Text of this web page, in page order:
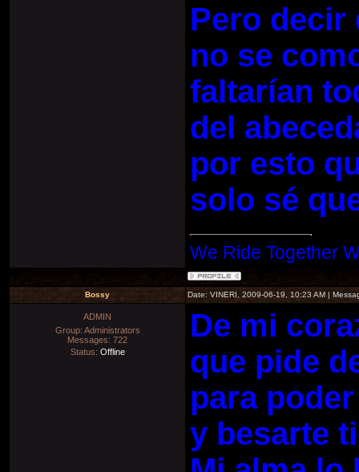
Pero decir
no se
faltarían
del
por esto
solo sé
We Ride Together
Bossy Date: VINERI, 2009-06-19, 10:23 AM |
ADMIN
Group: Administrators
Messages: 722
Status: Offline
De mi
que pide
para
y besarte